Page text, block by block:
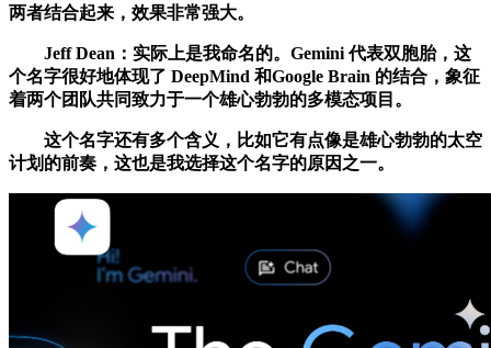
两者结合起来，效果非常强大。
Jeff Dean：实际上是我命名的。Gemini 代表双胞胎，这
个名字很好地体现了 DeepMind 和Google Brain 的结合，象征
着两个团队共同致力于一个雄心勃勃的多模态项目。
这个名字还有多个含义，比如它有点像是雄心勃勃的太空
计划的前奏，这也是我选择这个名字的原因之一。